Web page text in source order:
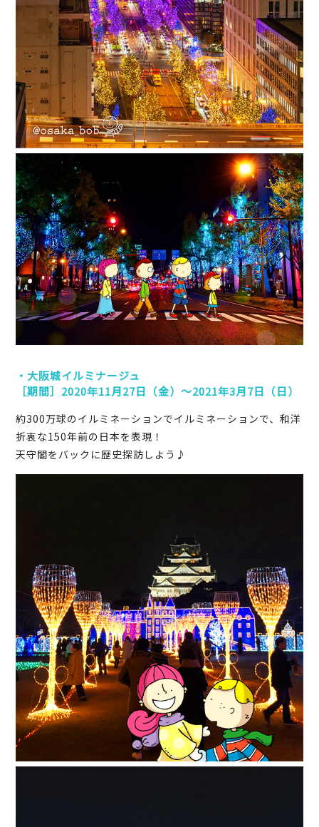
・大阪城イルミナージュ
［期間］2020年11月27日（金）～2021年3月7日（日）
約300万球のイルミネーションでイルミネーションで、和洋
折衷な150年前の日本を表現！
天守閣をバックに歴史探訪しよう♪